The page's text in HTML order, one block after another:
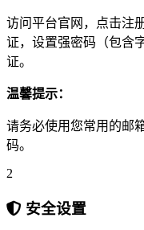
访问平台官网，点击注
证，设置强密码（包含
证。
温馨提示：
请务必使用您常用的邮
码。
2
安全设置